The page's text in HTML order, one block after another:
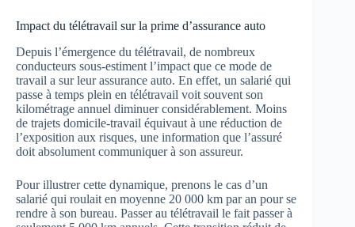
Impact du télétravail sur la prime d’assurance auto
Depuis l’émergence du télétravail, de nombreux
conducteurs sous-estiment l’impact que ce mode de
travail a sur leur assurance auto. En effet, un salarié qui
passe à temps plein en télétravail voit souvent son
kilométrage annuel diminuer considérablement. Moins
de trajets domicile-travail équivaut à une réduction de
l’exposition aux risques, une information que l’assuré
doit absolument communiquer à son assureur.
Pour illustrer cette dynamique, prenons le cas d’un
salarié qui roulait en moyenne 20 000 km par an pour se
rendre à son bureau. Passer au télétravail le fait passer à